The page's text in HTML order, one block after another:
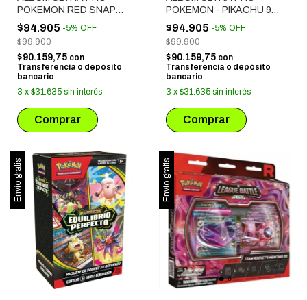
POKEMON RED SNAP
PREMIUM
$94.905 -5% OFF
$99.900
$90.159,75 con
Transferencia o depósito
bancario
3 x $31.635 sin interés
POKEMON - PIKACHU 9
BOLSILLOS
$94.905 -5% OFF
$99.900
$90.159,75 con
Transferencia o depósito
bancario
3 x $31.635 sin interés
Envío gratis Envío gratis